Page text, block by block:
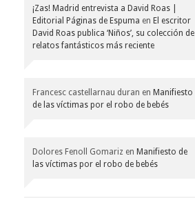
¡Zas! Madrid entrevista a David Roas |
Editorial Páginas de Espuma en El escritor
David Roas publica ‘Niños’, su colección de
relatos fantásticos más reciente
Francesc castellarnau duran en Manifiesto
de las víctimas por el robo de bebés
Dolores Fenoll Gomariz en Manifiesto de
las víctimas por el robo de bebés